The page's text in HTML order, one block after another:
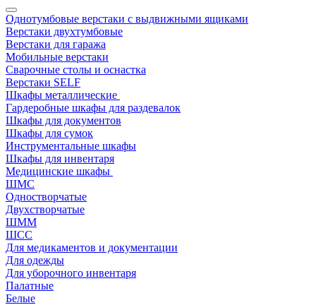
Однотумбовые верстаки с выдвижными ящиками
Верстаки двухтумбовые
Верстаки для гаража
Мобильные верстаки
Сварочные столы и оснастка
Верстаки SELF
Шкафы металлические
Гардеробные шкафы для раздевалок
Шкафы для документов
Шкафы для сумок
Инструментальные шкафы
Шкафы для инвентаря
Медицинские шкафы
ШМС
Одностворчатые
Двухстворчатые
ШММ
ШСС
Для медикаментов и документации
Для одежды
Для уборочного инвентаря
Палатные
Белые